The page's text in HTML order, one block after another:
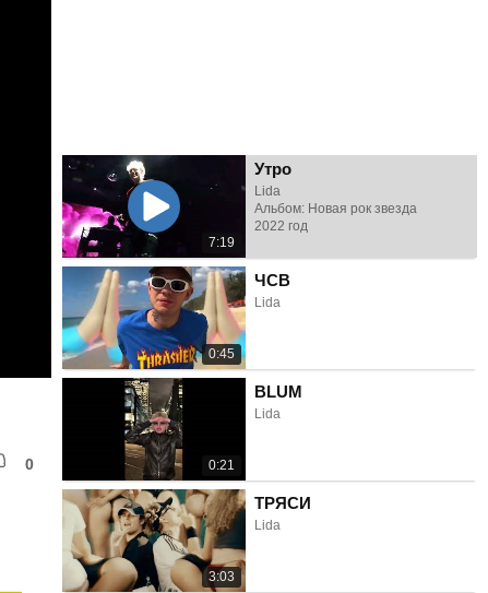
0
7:19
Утро
Lida
Альбом: Новая рок звезда
2022 год
0:45
ЧСВ
Lida
0:21
BLUM
Lida
3:03
ТРЯСИ
Lida